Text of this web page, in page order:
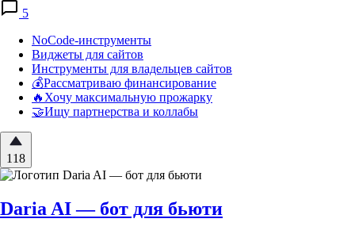
5
NoCode-инструменты
Виджеты для сайтов
Инструменты для владельцев сайтов
💰Рассматриваю финансирование
🔥Хочу максимальную прожарку
🤝Ищу партнерства и коллабы
118
Daria AI — бот для бьюти